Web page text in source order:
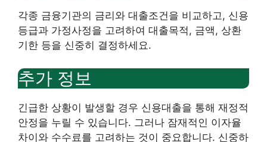
각종 금융기관의 금리와 대출조건을 비교하고, 신용
등급과 가정사정을 고려하여 대출목적, 금액, 상환
기한 등을 신중히 결정하세요.
추가 정보
긴급한 상황이 발생할 경우 신용대출을 통해 재정적
안정을 누릴 수 있습니다. 그러나 잠재적인 이자율
차이와 수수료를 고려하는 것이 중요합니다. 신중하